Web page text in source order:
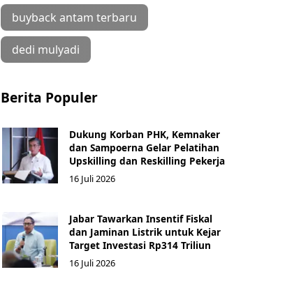
buyback antam terbaru
dedi mulyadi
Berita Populer
Dukung Korban PHK, Kemnaker
dan Sampoerna Gelar Pelatihan
Upskilling dan Reskilling Pekerja
16 Juli 2026
Jabar Tawarkan Insentif Fiskal
dan Jaminan Listrik untuk Kejar
Target Investasi Rp314 Triliun
16 Juli 2026